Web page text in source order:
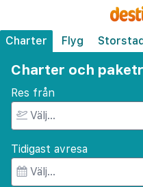
Charter Flyg
Charter och
Res från
Tidigast avresa